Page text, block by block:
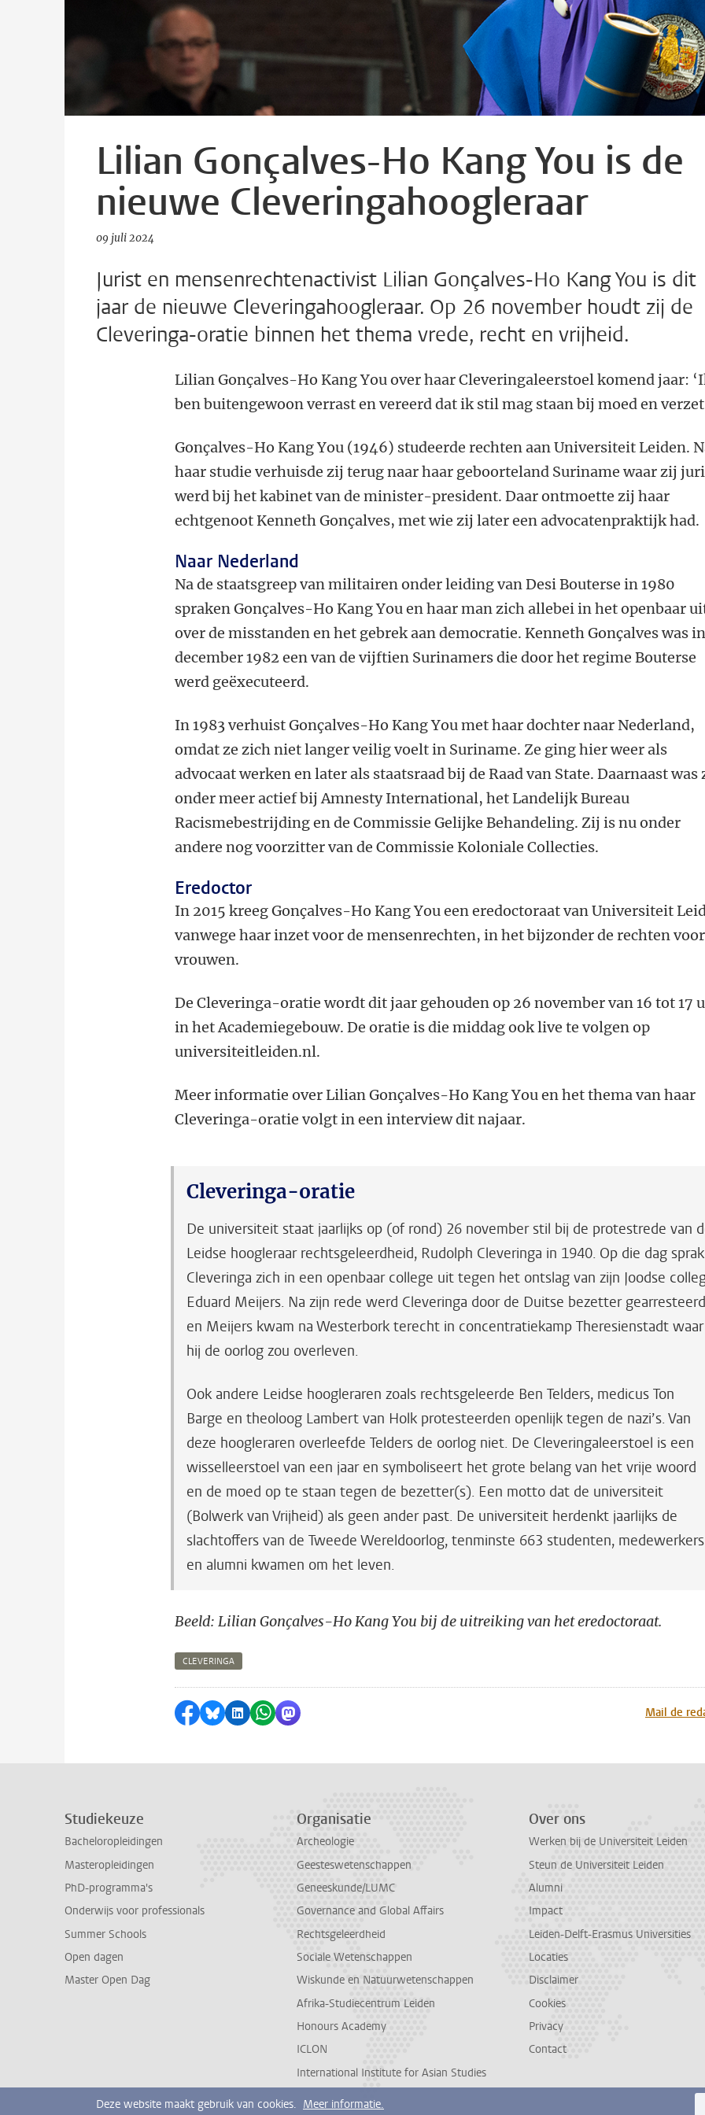
Lilian Gonçalves-Ho Kang You is de
nieuwe Cleveringahoogleraar
09 juli 2024
Jurist en mensenrechtenactivist Lilian Gonçalves-Ho Kang You is dit
jaar de nieuwe Cleveringahoogleraar. Op 26 november houdt zij de
Cleveringa-oratie binnen het thema vrede, recht en vrijheid.
Lilian Gonçalves-Ho Kang You over haar Cleveringaleerstoel komend jaar:
ben buitengewoon verrast en vereerd dat ik stil mag staan bij moed en
Gonçalves-Ho Kang You (1946) studeerde rechten aan Universiteit Leiden.
haar studie verhuisde zij terug naar haar geboorteland Suriname waar zij
werd bij het kabinet van de minister-president. Daar ontmoette zij haar
echtgenoot Kenneth Gonçalves, met wie zij later een advocatenpraktijk had.
Naar Nederland
Na de staatsgreep van militairen onder leiding van Desi Bouterse in 1980
spraken Gonçalves-Ho Kang You en haar man zich allebei in het openbaar
over de misstanden en het gebrek aan democratie. Kenneth Gonçalves was in
december 1982 een van de vijftien Surinamers die door het regime Bouterse
werd geëxecuteerd.
In 1983 verhuist Gonçalves-Ho Kang You met haar dochter naar Nederland,
omdat ze zich niet langer veilig voelt in Suriname. Ze ging hier weer als
advocaat werken en later als staatsraad bij de Raad van State. Daarnaast was
onder meer actief bijAmnesty International, het Landelijk Bureau
Racismebestrijding en de Commissie Gelijke Behandeling. Zij is nu onder
andere nog voorzitter van de Commissie Koloniale Collecties.
Eredoctor
In 2015 kreegGonçalves-Ho Kang You een eredoctoraat van Universiteit
vanwege haar inzet voor de mensenrechten, in het bijzonder de rechten voor
vrouwen.
De Cleveringa-oratie wordt dit jaar gehouden op 26 november van 16 tot 17
in het Academiegebouw. De oratie is die middag ook live te volgen op
universiteitleiden.nl.
Meer informatie over Lilian Gonçalves-Ho Kang Youen het thema van haar
Cleveringa-oratie volgt in een interview dit najaar.
Cleveringa-oratie
De universiteit staat jaarlijks op (of rond) 26 november stil bij de protestrede van
Leidse hoogleraar rechtsgeleerdheid, Rudolph Cleveringa in 1940. Op die dag sprak
Cleveringa zich in een openbaar college uit tegen het ontslag van zijn Joodse
Eduard Meijers. Na zijn rede werd Cleveringa door de Duitse bezetter gearresteerd
en Meijers kwam na Westerbork terecht in concentratiekamp Theresienstadt waar
hij de oorlog zou overleven.
Ook andere Leidse hoogleraren zoals rechtsgeleerde Ben Telders, medicus Ton
Barge en theoloog Lambert van Holk protesteerden openlijk tegen de nazi’s. Van
deze hoogleraren overleefde Telders de oorlog niet. De Cleveringaleerstoel is een
wisselleerstoel van een jaar en symboliseert het grote belang van het vrije woord
en de moed op te staan tegen de bezetter(s). Een motto dat de universiteit
(Bolwerk van Vrijheid) als geen ander past. De universiteit herdenkt jaarlijks de
slachtoffers van de Tweede Wereldoorlog, tenminste 663 studenten, medewerkers
en alumni kwamen om het leven.
Beeld: Lilian Gonçalves-Ho Kang You bij de uitreiking van het eredoctoraat.
CLEVERINGA
Delen op Facebook
Delen via Bluesky
Delen op LinkedIn
Delen via WhatsApp
Delen via Mastodon Mail de
Studiekeuze
Bacheloropleidingen
Masteropleidingen
PhD-programma's
Onderwijs voor professionals
Summer Schools
Open dagen
Master Open Dag
Organisatie
Archeologie
Geesteswetenschappen
Geneeskunde/LUMC
Governance and Global Affairs
Rechtsgeleerdheid
Sociale Wetenschappen
Wiskunde en Natuurwetenschappen
Afrika-Studiecentrum Leiden
Honours Academy
ICLON
International Institute for Asian Studies
Over ons
Werken bij de Universiteit Leiden
Steun de Universiteit Leiden
Alumni
Impact
Leiden-Delft-Erasmus Universities
Locaties
Disclaimer
Cookies
Privacy
Contact
Deze website maakt gebruik van cookies. Meer informatie.